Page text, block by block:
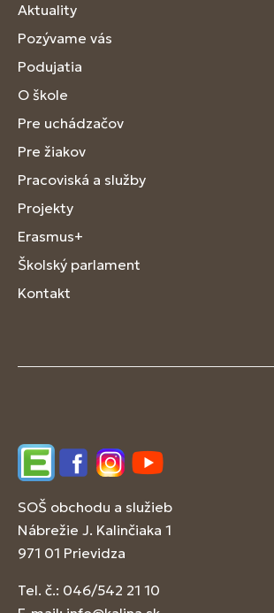
Aktuality
Pozývame vás
Podujatia
O škole
Pre uchádzačov
Pre žiakov
Pracoviská a služby
Projekty
Erasmus+
Školský parlament
Kontakt
EdupageFacebookInstagram
YouTube
SOŠ obchodu a služieb
Nábrežie J. Kalinčiaka 1
971 01 Prievidza
Tel. č.: 046/542 21 10